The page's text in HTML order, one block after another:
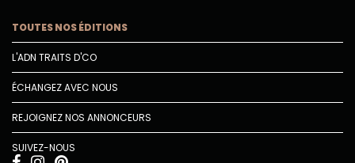
TOUTES NOS ÉDITIONS
L'ADN TRAITS D'CO
ÉCHANGEZ AVEC NOUS
REJOIGNEZ NOS ANNONCEURS
SUIVEZ-NOUS